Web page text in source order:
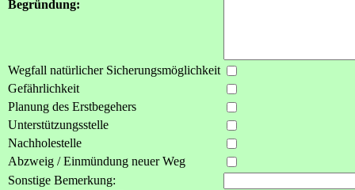
Begründung:
Wegfall natürlicher Sicherungsmöglichkeit
Gefährlichkeit
Planung des Erstbegehers
Unterstützungsstelle
Nachholestelle
Abzweig / Einmündung neuer Weg
Sonstige Bemerkung: